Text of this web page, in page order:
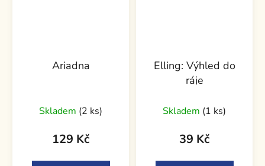
Ariadna
Skladem (2 ks)
129 Kč
Elling: Výhled do
ráje
Skladem (1 ks)
39 Kč